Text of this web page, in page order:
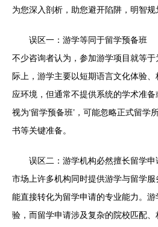
为您深入剖析，助您避开陷阱，明智规
误区一：游学等同于留学预备班
不少咨询者认为，参加游学项目就等
际上，游学主要以短期语言文化体验
应环境，但通常不提供系统的学术准
视为‘留学预备班’，可能忽略正式留学
书等关键准备。
误区二：游学机构必然擅长留学申
市场上许多机构同时提供游学与留学
能直接转化为留学申请的专业能力。
验，而留学申请涉及复杂的院校匹配